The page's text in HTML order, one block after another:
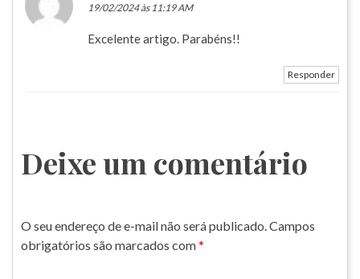
19/02/2024 às 11:19 AM
Excelente artigo. Parabéns!!
Responder
Deixe um comentário
O seu endereço de e-mail não será publicado.Campos
obrigatórios são marcados com*